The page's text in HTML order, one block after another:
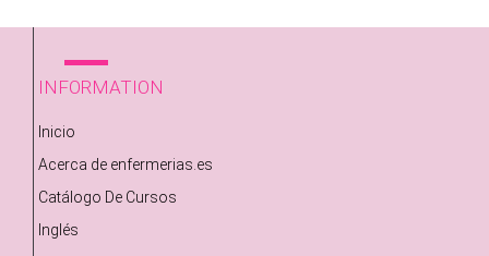
INFORMATION
Inicio
Acerca de enfermerias.es
Catálogo De Cursos
Inglés